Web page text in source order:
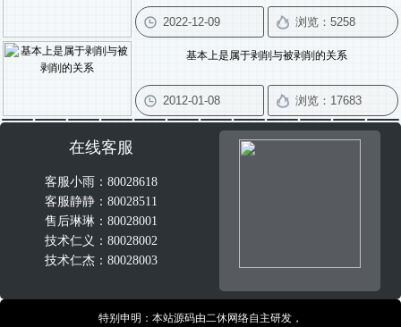
基本上是属于剥削与被剥削的关系
在线客服
客服小雨：80028618
客服静静：80028511
售后琳琳：80028001
技术仁义：80028002
技术仁杰：80028003
特别申明：本站源码由二休网络自主研发，